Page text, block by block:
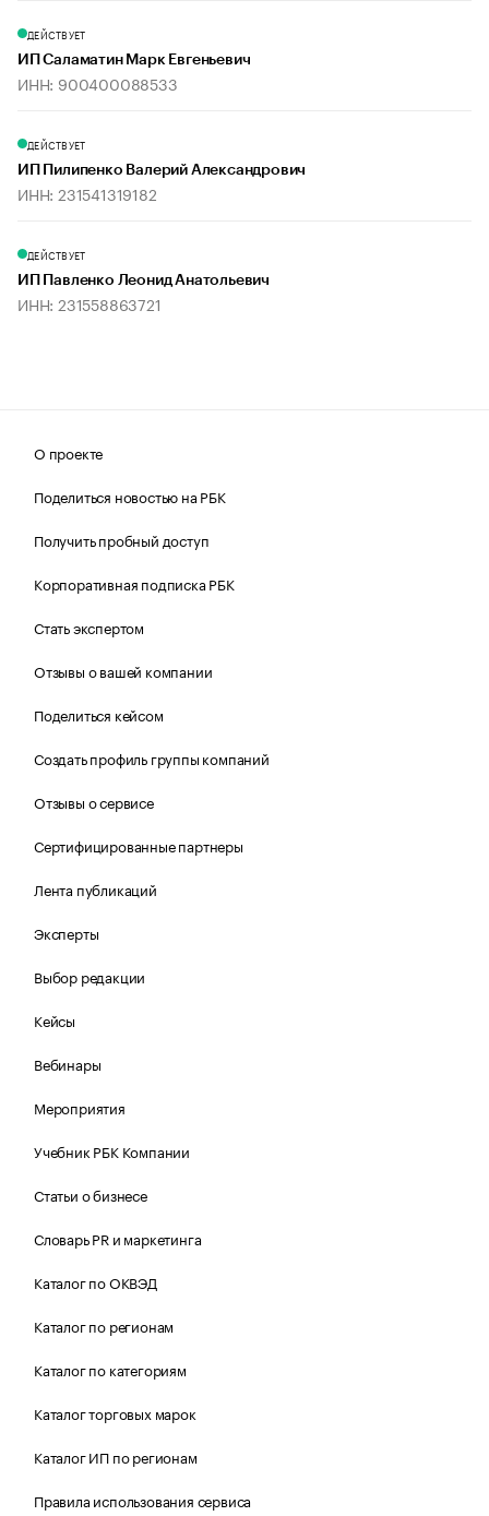
ДЕЙСТВУЕТ
ИП Саламатин Марк Евгеньевич
ИНН: 900400088533
ДЕЙСТВУЕТ
ИП Пилипенко Валерий Александрович
ИНН: 231541319182
ДЕЙСТВУЕТ
ИП Павленко Леонид Анатольевич
ИНН: 231558863721
О проекте
Поделиться новостью на РБК
Получить пробный доступ
Корпоративная подписка РБК
Стать экспертом
Отзывы о вашей компании
Поделиться кейсом
Создать профиль группы компаний
Отзывы о сервисе
Сертифицированные партнеры
Лента публикаций
Эксперты
Выбор редакции
Кейсы
Вебинары
Мероприятия
Учебник РБК Компании
Статьи о бизнесе
Словарь PR и маркетинга
Каталог по ОКВЭД
Каталог по регионам
Каталог по категориям
Каталог торговых марок
Каталог ИП по регионам
Правила использования сервиса